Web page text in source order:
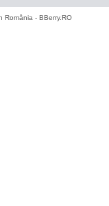
România - BBerry.RO